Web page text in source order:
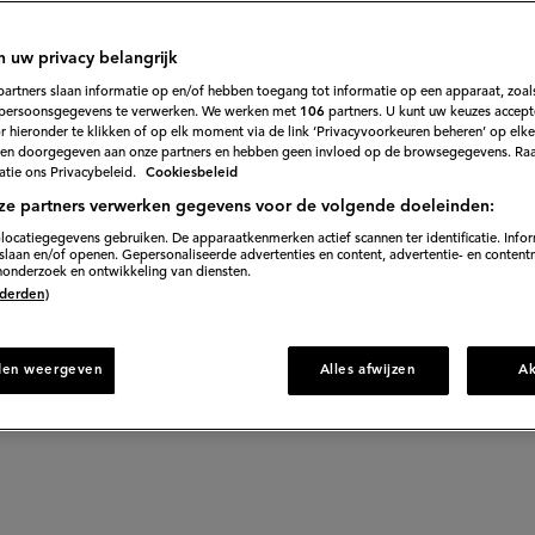
hazelnoot
hazelnoten komen van de gewone hazelaar,
een andere variant: de boomhazelaar. In
in Nederland.
uw privacy belangrijk
slaan informatie op en/of hebben toegang tot informatie op een apparaat, zoals
te verwerken. We werken met 106 partners. U kunt uw keuzes
hieronder te klikken of op elk moment via de link ‘Privacyvoorkeuren beheren’ op
doorgegeven aan onze partners en hebben geen invloed op de browsegegevens.
ons Privacybeleid.
Cookiesbeleid
partners verwerken gegevens voor de volgende doeleinden:
gebruiken. De apparaatkenmerken actief scannen ter identificatie.
en/of openen. Gepersonaliseerde advertenties en content, advertentie- en
en ontwikkeling van diensten.
weergeven Alles afwijzen